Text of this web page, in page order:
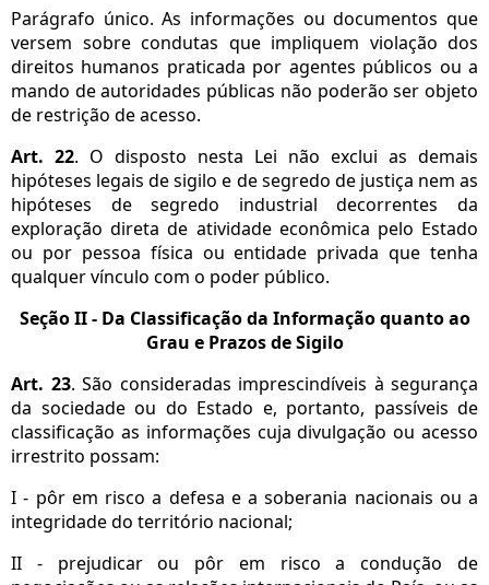
Parágrafo único. As informações ou documentos que
versem sobre condutas que impliquem violação dos
direitos humanos praticada por agentes públicos ou a
mando de autoridades públicas não poderão ser objeto
de restrição de acesso.
Art. 22. O disposto nesta Lei não exclui as demais
hipóteses legais de sigilo e de segredo de justiça nem as
hipóteses de segredo industrial decorrentes da
exploração direta de atividade econômica pelo Estado
ou por pessoa física ou entidade privada que tenha
qualquer vínculo com o poder público.
Seção II - Da Classificação da Informação quanto ao
Grau e Prazos de Sigilo
Art. 23. São consideradas imprescindíveis à segurança
da sociedade ou do Estado e, portanto, passíveis de
classificação as informações cuja divulgação ou acesso
irrestrito possam:
I - pôr em risco a defesa e a soberania nacionais ou a
integridade do território nacional;
II - prejudicar ou pôr em risco a condução de